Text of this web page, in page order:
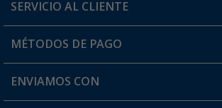
Conviértete en distribuidor
Mi cuenta
Tarjeta Berger Digital
SERVICIO AL CLIENTE
FAQ y Contacto
Información de envío
MÉTODOS DE PAGO
ENVIAMOS CON